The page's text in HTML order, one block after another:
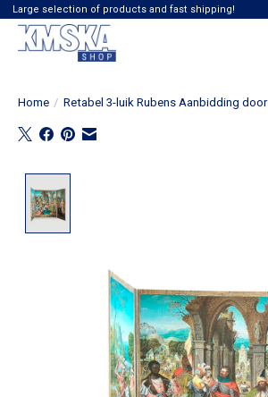
Large selection of products and fast shipping!
Home / Retabel 3-luik Rubens Aanbidding